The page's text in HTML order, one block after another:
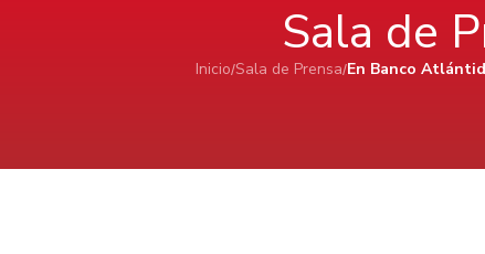
Sala de
Inicio Sala de Prensa En Banco